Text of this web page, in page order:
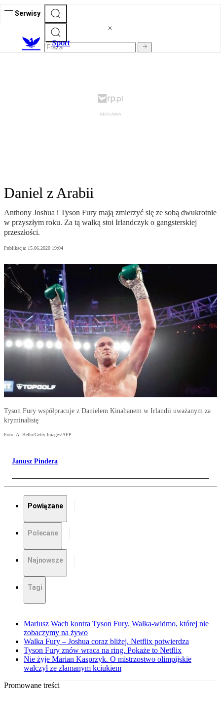
Serwisy
Sport
Daniel z Arabii
Anthony Joshua i Tyson Fury mają zmierzyć się ze sobą dwukrotnie
w przyszłym roku. Za tą walką stoi Irlandczyk o gangsterskiej
przeszłości.
Publikacja: 15.06.2020 19:04
Tyson Fury współpracuje z Danielem Kinahanem w Irlandii uważanym za
kryminalistę
Foto: Al Bello/Getty Images/AFP
Janusz Pindera
Powiązane
Polecane
Najnowsze
Tagi
Mariusz Wach kontra Tyson Fury. Walka-widmo, której nie
zobaczymy na żywo
Walka Fury – Joshua coraz bliżej. Netflix potwierdza
Tyson Fury znów wraca na ring. Pokaże to Netflix
Nie żyje Marian Kasprzyk. O mistrzostwo olimpijskie
walczył ze złamanym kciukiem
Promowane treści